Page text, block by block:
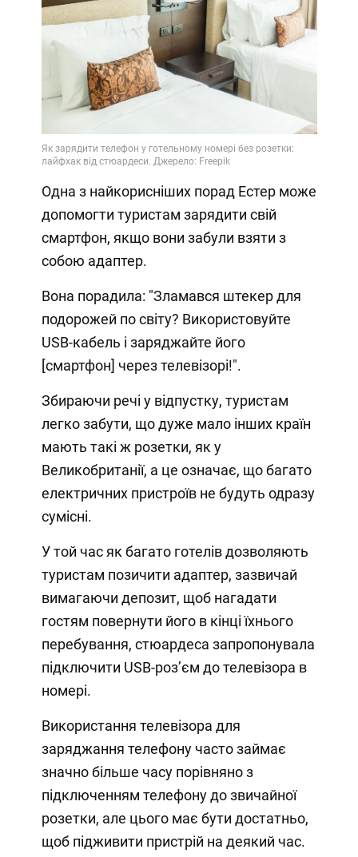
Одна з найкорисніших порад Естер може
допомогти туристам зарядити свій
смартфон, якщо вони забули взяти з
собою адаптер.
Вона порадила: "Зламався штекер для
подорожей по світу? Використовуйте
USB-кабель і заряджайте його
[смартфон] через телевізорі!".
Збираючи речі у відпустку, туристам
легко забути, що дуже мало інших країн
мають такі ж розетки, як у
Великобританії, а це означає, що багато
електричних пристроїв не будуть одразу
сумісні.
У той час як багато готелів дозволяють
туристам позичити адаптер, зазвичай
вимагаючи депозит, щоб нагадати
гостям повернути його в кінці їхнього
перебування, стюардеса запропонувала
підключити USB-роз’єм до телевізора в
номері.
Використання телевізора для
заряджання телефону часто займає
значно більше часу порівняно з
підключенням телефону до звичайної
розетки, але цього має бути достатньо,
щоб підживити пристрій на деякий час.